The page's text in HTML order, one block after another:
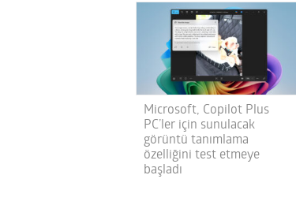
Microsoft, Copilot Plus
PC’ler için sunulacak
görüntü tanımlama
özelliğini test etmeye
başladı